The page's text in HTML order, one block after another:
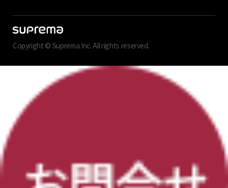
Copyright © Suprema Inc. All rights reserved.